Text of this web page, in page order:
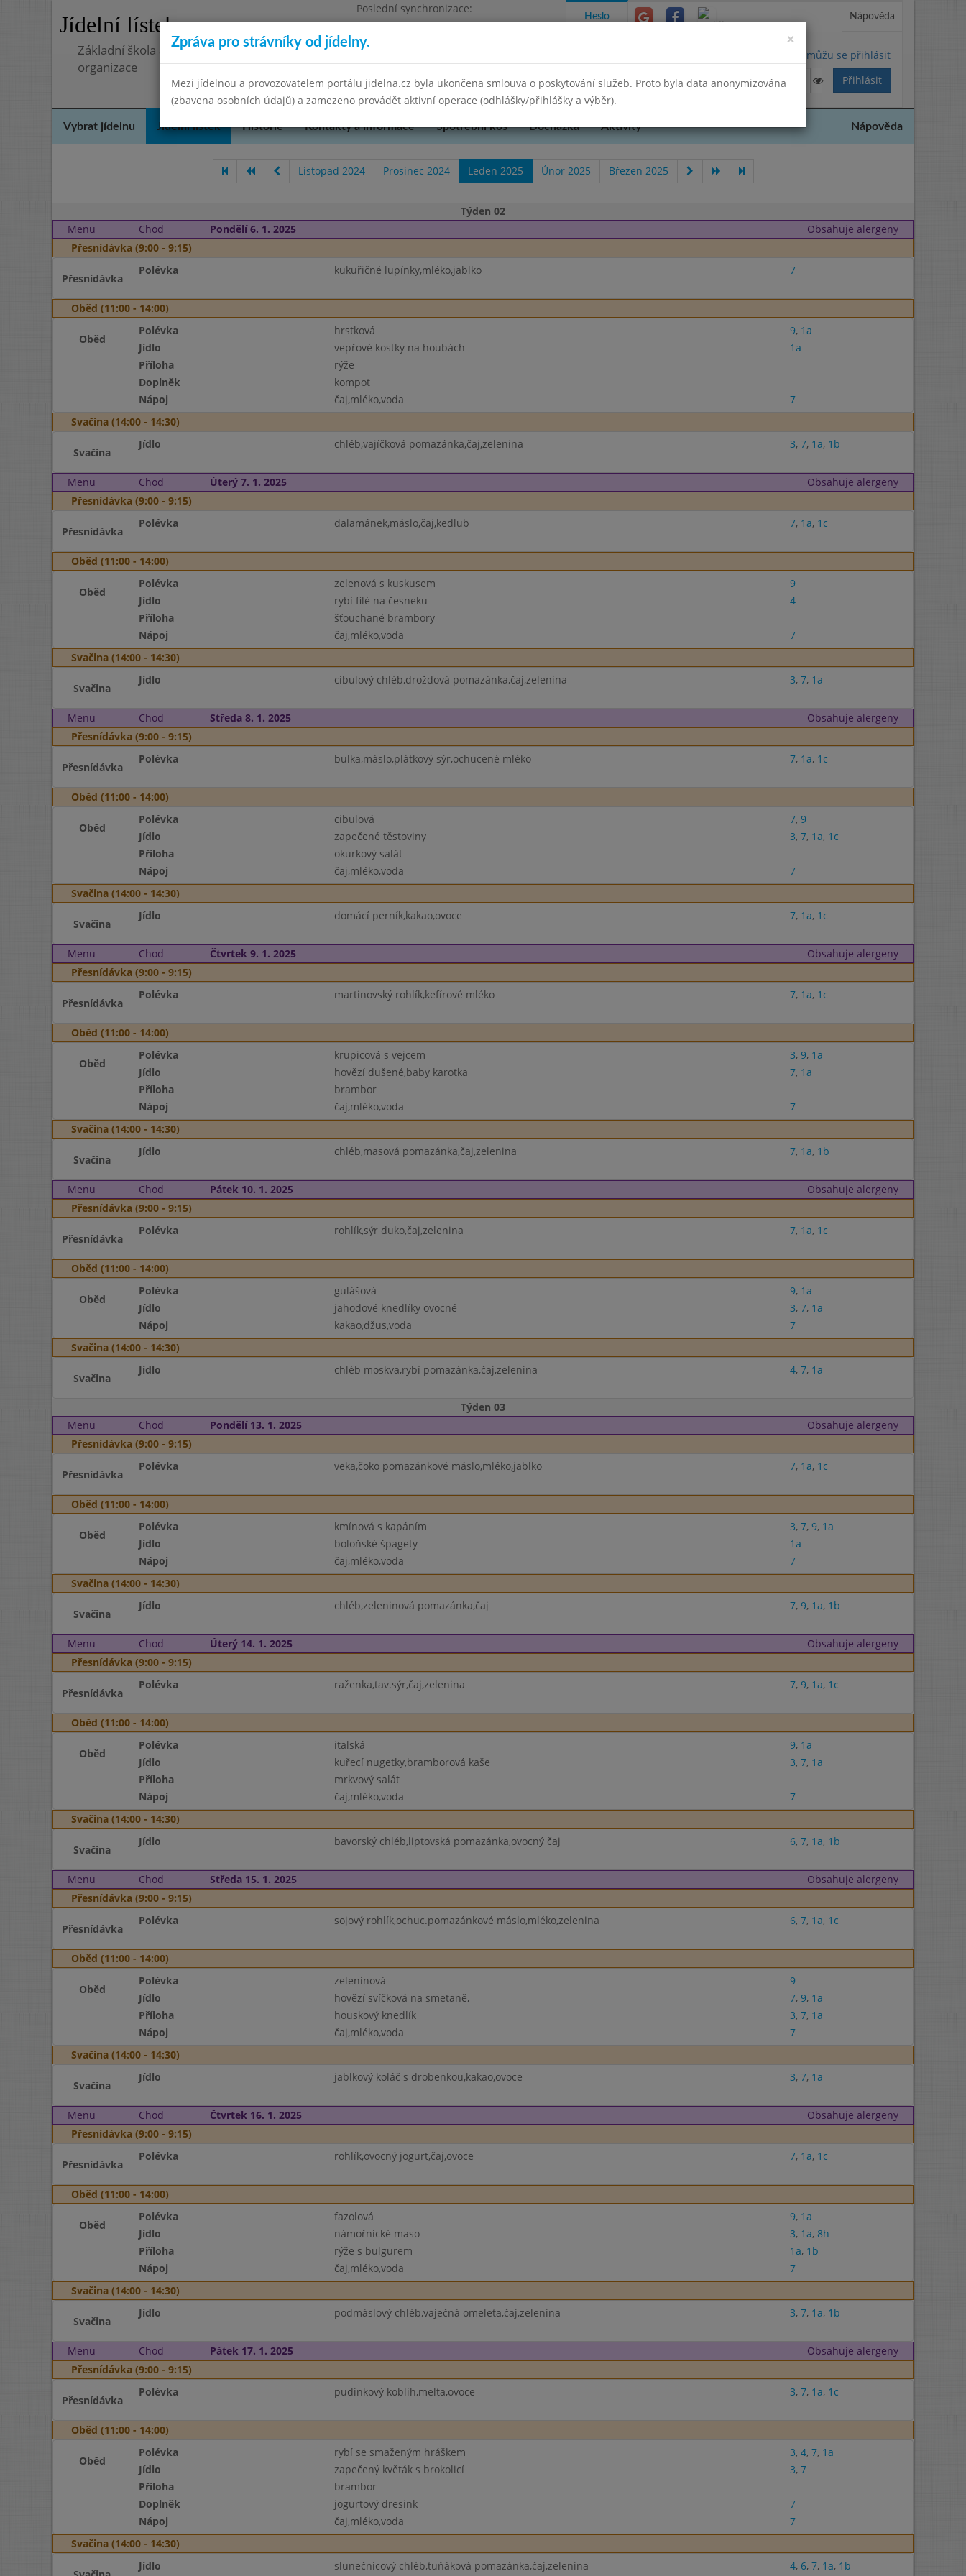
Jídelní lístek
Poslední synchronizace:
Pondělí 7.7.2025 9:58
Základní škola a mateřská škola, Pavlovice u Přerova, okres Přerov, příspěvková
organizace
Heslo Nápověda
Nemůžu se přihlásit
Vybrat jídelnu Jídelní lístek Historie Kontakty a informace Spotřební koš Docházka Aktivity Nápověda
Listopad 2024 Prosinec 2024 Leden 2025 Únor 2025 Březen 2025
Týden 02
Menu
Chod Pondělí 6. 1. 2025
Obsahuje alergeny
Přesnídávka (9:00 - 9:15)
Přesnídávka
Polévka kukuřičné lupínky,mléko,jablko 7
Oběd (11:00 - 14:00)
Oběd
Polévka hrstková 9, 1a
Jídlo
vepřové kostky na houbách
1a
Příloha
rýže
Doplněk
kompot
Nápoj
čaj,mléko,voda
7
Svačina (14:00 - 14:30)
Svačina
Jídlo chléb,vajíčková pomazánka,čaj,zelenina 3, 7, 1a, 1b
Menu Chod Úterý 7. 1. 2025
Obsahuje alergeny
Přesnídávka (9:00 - 9:15)
Přesnídávka
Polévka dalamánek,máslo,čaj,kedlub 7, 1a, 1c
Oběd (11:00 - 14:00)
Oběd
Polévka zelenová s kuskusem
9
Jídlo
rybí filé na česneku
4
Příloha
šťouchané brambory
Nápoj
čaj,mléko,voda
7
Svačina (14:00 - 14:30)
Svačina
Jídlo cibulový chléb,drožďová pomazánka,čaj,zelenina 3, 7, 1a
Menu Chod Středa 8. 1. 2025
Obsahuje alergeny
Přesnídávka (9:00 - 9:15)
Přesnídávka
Polévka bulka,máslo,plátkový sýr,ochucené mléko 7, 1a, 1c
Oběd (11:00 - 14:00)
Oběd
Polévka cibulová 7, 9
Jídlo
zapečené těstoviny 3, 7, 1a, 1c
Příloha
okurkový salát
Nápoj
čaj,mléko,voda
7
Svačina (14:00 - 14:30)
Svačina
Jídlo domácí perník,kakao,ovoce 7, 1a, 1c
Menu Chod Čtvrtek 9. 1. 2025
Obsahuje alergeny
Přesnídávka (9:00 - 9:15)
Přesnídávka
Polévka martinovský rohlík,kefírové mléko 7, 1a, 1c
Oběd (11:00 - 14:00)
Oběd
Polévka krupicová s vejcem 3, 9, 1a
Jídlo
hovězí dušené,baby karotka 7, 1a
Příloha
brambor
Nápoj
čaj,mléko,voda
7
Svačina (14:00 - 14:30)
Svačina
Jídlo chléb,masová pomazánka,čaj,zelenina 7, 1a, 1b
Menu Chod Pátek 10. 1. 2025
Obsahuje alergeny
Přesnídávka (9:00 - 9:15)
Přesnídávka
Polévka rohlík,sýr duko,čaj,zelenina 7, 1a, 1c
Oběd (11:00 - 14:00)
Oběd
Polévka gulášová 9, 1a
Jídlo
jahodové knedlíky ovocné 3, 7, 1a
Nápoj
kakao,džus,voda
7
Svačina (14:00 - 14:30)
Svačina
Jídlo chléb moskva,rybí pomazánka,čaj,zelenina 4, 7, 1a
Týden 03
Menu
Chod Pondělí 13. 1. 2025
Obsahuje alergeny
Přesnídávka (9:00 - 9:15)
Přesnídávka
Polévka veka,čoko pomazánkové máslo,mléko,jablko 7, 1a, 1c
Oběd (11:00 - 14:00)
Oběd
Polévka kmínová s kapáním 3, 7, 9, 1a
Jídlo
boloňské špagety
1a
Nápoj
čaj,mléko,voda
7
Svačina (14:00 - 14:30)
Svačina
Jídlo chléb,zeleninová pomazánka,čaj 7, 9, 1a, 1b
Menu Chod Úterý 14. 1. 2025
Obsahuje alergeny
Přesnídávka (9:00 - 9:15)
Přesnídávka
Polévka raženka,tav.sýr,čaj,zelenina 7, 9, 1a, 1c
Oběd (11:00 - 14:00)
Oběd
Polévka italská 9, 1a
Jídlo
kuřecí nugetky,bramborová kaše 3, 7, 1a
Příloha
mrkvový salát
Nápoj
čaj,mléko,voda
7
Svačina (14:00 - 14:30)
Svačina
Jídlo bavorský chléb,liptovská pomazánka,ovocný čaj 6, 7, 1a, 1b
Menu Chod Středa 15. 1. 2025
Obsahuje alergeny
Přesnídávka (9:00 - 9:15)
Přesnídávka
Polévka sojový rohlík,ochuc.pomazánkové máslo,mléko,zelenina 6, 7, 1a, 1c
Oběd (11:00 - 14:00)
Oběd
Polévka zeleninová
9
Jídlo
hovězí svíčková na smetaně, 7, 9, 1a
Příloha
houskový knedlík 3, 7, 1a
Nápoj
čaj,mléko,voda
7
Svačina (14:00 - 14:30)
Svačina
Jídlo jablkový koláč s drobenkou,kakao,ovoce 3, 7, 1a
Menu Chod Čtvrtek 16. 1. 2025
Obsahuje alergeny
Přesnídávka (9:00 - 9:15)
Přesnídávka
Polévka rohlík,ovocný jogurt,čaj,ovoce 7, 1a, 1c
Oběd (11:00 - 14:00)
Oběd
Polévka fazolová 9, 1a
Jídlo
námořnické maso 3, 1a, 8h
Příloha
rýže s bulgurem 1a, 1b
Nápoj
čaj,mléko,voda
7
Svačina (14:00 - 14:30)
Svačina
Jídlo podmáslový chléb,vaječná omeleta,čaj,zelenina 3, 7, 1a, 1b
Menu Chod Pátek 17. 1. 2025
Obsahuje alergeny
Přesnídávka (9:00 - 9:15)
Přesnídávka
Polévka pudinkový koblih,melta,ovoce 3, 7, 1a, 1c
Oběd (11:00 - 14:00)
Oběd
Polévka rybí se smaženým hráškem 3, 4, 7, 1a
Jídlo
zapečený květák s brokolicí 3, 7
Příloha
brambor
Doplněk
jogurtový dresink
7
Nápoj
čaj,mléko,voda
7
Svačina (14:00 - 14:30)
Jídlo slunečnicový chléb,tuňáková pomazánka,čaj,zelenina 4, 6, 7, 1a, 1b
×
Zpráva pro strávníky od jídelny.
Mezi jídelnou a provozovatelem portálu jidelna.cz byla ukončena smlouva o poskytování služeb. Proto byla data anonymizována
(zbavena osobních údajů) a zamezeno provádět aktivní operace (odhlášky/přihlášky a výběr).